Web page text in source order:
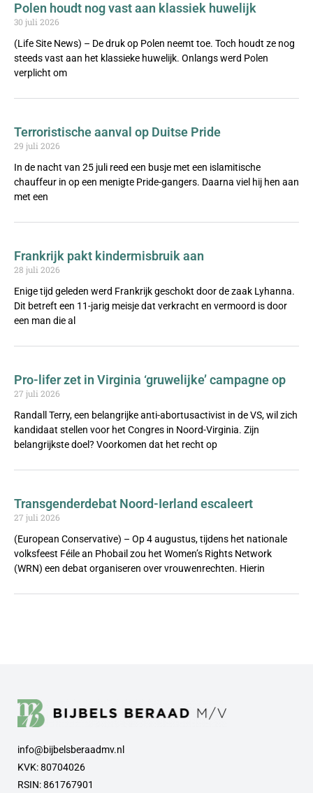
Polen houdt nog vast aan klassiek huwelijk
30 juli 2026
(Life Site News) – De druk op Polen neemt toe. Toch houdt ze nog
steeds vast aan het klassieke huwelijk. Onlangs werd Polen
verplicht om
Terroristische aanval op Duitse Pride
29 juli 2026
In de nacht van 25 juli reed een busje met een islamitische
chauffeur in op een menigte Pride-gangers. Daarna viel hij hen aan
met een
Frankrijk pakt kindermisbruik aan
28 juli 2026
Enige tijd geleden werd Frankrijk geschokt door de zaak Lyhanna.
Dit betreft een 11-jarig meisje dat verkracht en vermoord is door
een man die al
Pro-lifer zet in Virginia ‘gruwelijke’ campagne op
27 juli 2026
Randall Terry, een belangrijke anti-abortusactivist in de VS, wil zich
kandidaat stellen voor het Congres in Noord-Virginia. Zijn
belangrijkste doel? Voorkomen dat het recht op
Transgenderdebat Noord-Ierland escaleert
27 juli 2026
(European Conservative) – Op 4 augustus, tijdens het nationale
volksfeest Féile an Phobail zou het Women’s Rights Network
(WRN) een debat organiseren over vrouwenrechten. Hierin
info@bijbelsberaadmv.nl
KVK: 80704026
RSIN: 861767901